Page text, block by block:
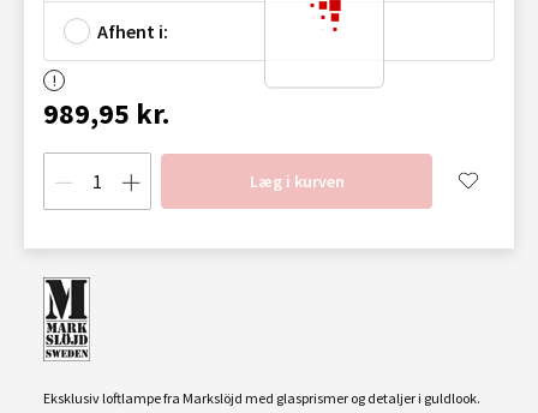
Afhent i:
989,95 kr.
Læg i kurven
Eksklusiv loftlampe fra Markslöjd med glasprismer og detaljer i guldlook.